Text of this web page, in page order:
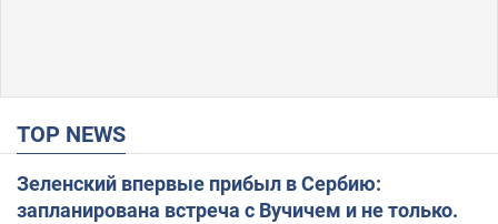
TOP NEWS
Зеленский впервые прибыл в Сербию:
запланирована встреча с Вучичем и не только.